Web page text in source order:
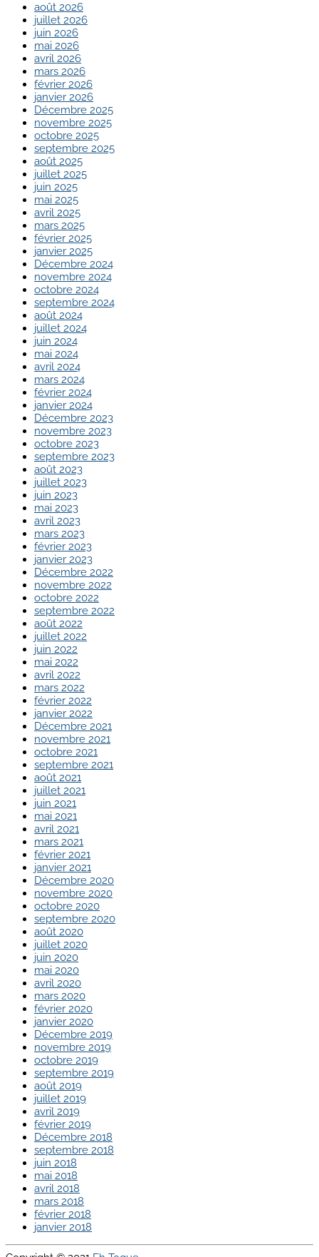
août 2026
juillet 2026
juin 2026
mai 2026
avril 2026
mars 2026
février 2026
janvier 2026
Décembre 2025
novembre 2025
octobre 2025
septembre 2025
août 2025
juillet 2025
juin 2025
mai 2025
avril 2025
mars 2025
février 2025
janvier 2025
Décembre 2024
novembre 2024
octobre 2024
septembre 2024
août 2024
juillet 2024
juin 2024
mai 2024
avril 2024
mars 2024
février 2024
janvier 2024
Décembre 2023
novembre 2023
octobre 2023
septembre 2023
août 2023
juillet 2023
juin 2023
mai 2023
avril 2023
mars 2023
février 2023
janvier 2023
Décembre 2022
novembre 2022
octobre 2022
septembre 2022
août 2022
juillet 2022
juin 2022
mai 2022
avril 2022
mars 2022
février 2022
janvier 2022
Décembre 2021
novembre 2021
octobre 2021
septembre 2021
août 2021
juillet 2021
juin 2021
mai 2021
avril 2021
mars 2021
février 2021
janvier 2021
Décembre 2020
novembre 2020
octobre 2020
septembre 2020
août 2020
juillet 2020
juin 2020
mai 2020
avril 2020
mars 2020
février 2020
janvier 2020
Décembre 2019
novembre 2019
octobre 2019
septembre 2019
août 2019
juillet 2019
avril 2019
février 2019
Décembre 2018
septembre 2018
juin 2018
mai 2018
avril 2018
mars 2018
février 2018
janvier 2018